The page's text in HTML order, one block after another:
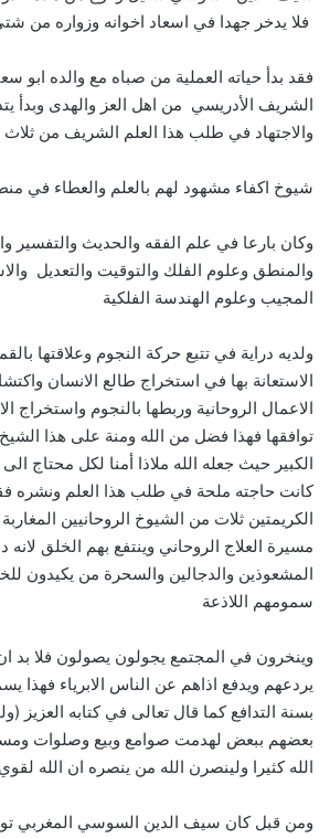
فلا يدخر جهدا في اسعاد اخوانه وزواره من
فقد بدأ حياته العملية من صباه مع والده ابو
الشريف الأدريسي من اهل العز والهدى وبدأ
والاجتهاد في طلب هذا العلم الشريف من ثلاث
شيوخ اكفاء مشهود لهم بالعلم والعطاء في
وكان بارعا في علم الفقه والحديث والتفسير
والمنطق وعلوم الفلك والتوقيت والتعديل
المجيب وعلوم الهندسة الفلكية
ولديه دراية في تتبع حركة النجوم وعلاقتها
الاستعانة بها في استخراج طالع الانسان
الاعمال الروحانية وربطها بالنجوم واستخراج
توافقها فهذا فضل من الله ومنة على هذا
الكبير حيث جعله الله ملاذا أمنا لكل محتاج
كانت حاجته ملحة في طلب هذا العلم ونشره
الكريمتين ثلات من الشيوخ الروحانيين
مسيرة العلاج الروحاني وينتفع بهم الخلق
المشعوذين والدجالين والسحرة من يكيدون
سمومهم اللاذعة
وينخرون في المجتمع يجولون يصولون فلا بد
يردعهم ويدفع اذاهم عن الناس الابرياء فهذا
بسنة التدافع كما قال تعالى في كتابه العزيز
بعضهم ببعض لهدمت صوامع وبيع وصلوات
الله كثيرا ولينصرن الله من ينصره ان الله
ومن قبل كان سيف الدين السوسي المغربي